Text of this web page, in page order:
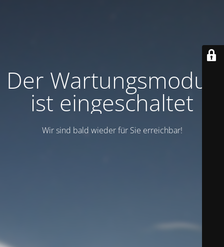
Der Wartungsmodus
ist eingeschaltet
Wir sind bald wieder für Sie erreichbar!